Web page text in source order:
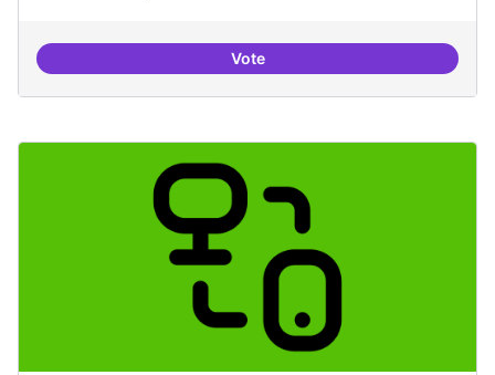
VoteTècniques de seguretat digital